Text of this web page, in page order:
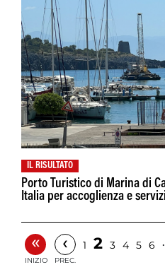
IL RISULTATO
Porto Turistico di Marina di
Italia per accoglienza e servizi
«
INIZIO
‹
PREC.
1 2 3 4 5 6